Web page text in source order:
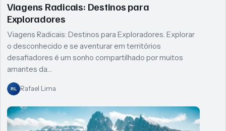
Viagens Radicais: Destinos para
Exploradores
Viagens Radicais: Destinos para Exploradores. Explorar
o desconhecido e se aventurar em territórios
desafiadores é um sonho compartilhado por muitos
amantes da…
RL Rafael Lima